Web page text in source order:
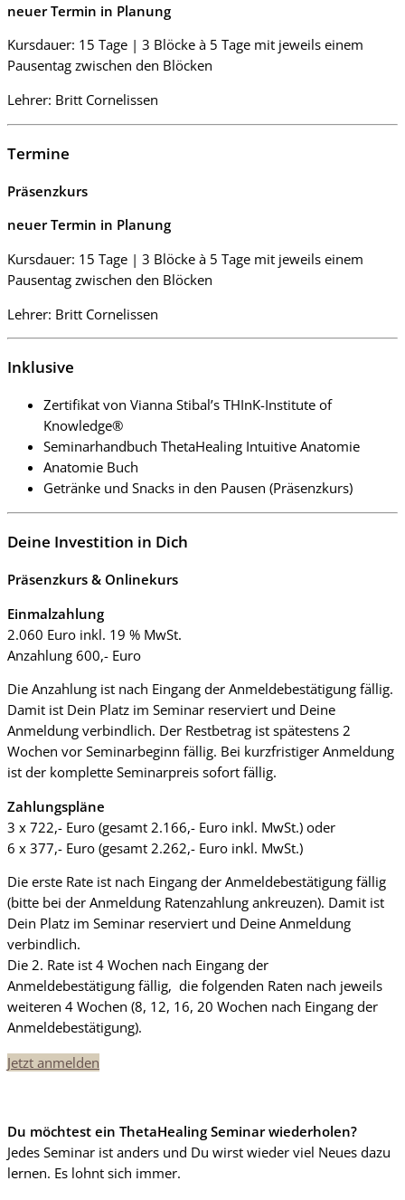
neuer Termin in Planung
Kursdauer: 15 Tage | 3 Blöcke à 5 Tage mit jeweils einem
Pausentag zwischen den Blöcken
Lehrer: Britt Cornelissen
Termine
Präsenzkurs
neuer Termin in Planung
Kursdauer: 15 Tage | 3 Blöcke à 5 Tage mit jeweils einem
Pausentag zwischen den Blöcken
Lehrer: Britt Cornelissen
Inklusive
Zertifikat von Vianna Stibal’s THInK-Institute of
Knowledge®
Seminarhandbuch ThetaHealing Intuitive Anatomie
Anatomie Buch
Getränke und Snacks in den Pausen (Präsenzkurs)
Deine Investition in Dich
Präsenzkurs & Onlinekurs
Einmalzahlung
2.060 Euro inkl. 19 % MwSt.
Anzahlung 600,- Euro
Die Anzahlung ist nach Eingang der Anmeldebestätigung fällig.
Damit ist Dein Platz im Seminar reserviert und Deine
Anmeldung verbindlich. Der Restbetrag ist spätestens 2
Wochen vor Seminarbeginn fällig. Bei kurzfristiger Anmeldung
ist der komplette Seminarpreis sofort fällig.
Zahlungspläne
3 x 722,- Euro (gesamt 2.166,- Euro inkl. MwSt.) oder
6 x 377,- Euro (gesamt 2.262,- Euro inkl. MwSt.)
Die erste Rate ist nach Eingang der Anmeldebestätigung fällig
(bitte bei der Anmeldung Ratenzahlung ankreuzen). Damit ist
Dein Platz im Seminar reserviert und Deine Anmeldung
verbindlich.
Die 2. Rate ist 4 Wochen nach Eingang der
Anmeldebestätigung fällig, die folgenden Raten nach jeweils
weiteren 4 Wochen (8, 12, 16, 20 Wochen nach Eingang der
Anmeldebestätigung).
Jetzt anmelden
Du möchtest ein ThetaHealing Seminar wiederholen?
Jedes Seminar ist anders und Du wirst wieder viel Neues dazu
lernen. Es lohnt sich immer.